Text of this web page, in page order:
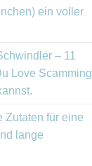
ein voller
– 11
Love Scamming
Zutaten für eine
lange